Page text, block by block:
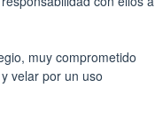
muy comprometido
velar por un uso